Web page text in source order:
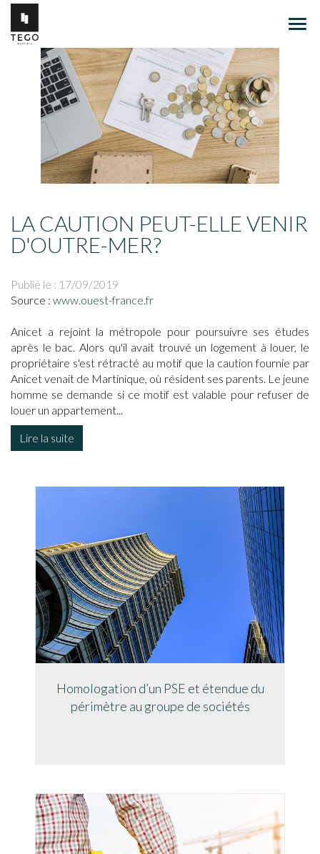
LA CAUTION PEUT-ELLE VENIR
D'OUTRE-MER?
Publié le : 17/09/2019
Source : www.ouest-france.fr
Anicet a rejoint la métropole pour poursuivre ses études
après le bac. Alors qu'il avait trouvé un logement à louer, le
propriétaire s'est rétracté au motif que la caution fournie par
Anicet venait de Martinique, où résident ses parents. Le jeune
homme se demande si ce motif est valable pour refuser de
louer un appartement...
Lire la suite
Homologation d’un PSE et étendue du
périmètre au groupe de sociétés